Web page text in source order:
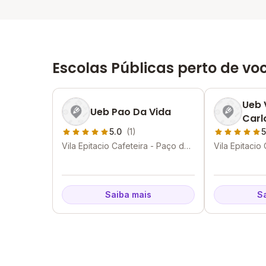
Escolas Públicas perto de
Ueb Pao Da Vida
5.0 (1)
Vila Epitacio Cafeteira - Paço do
Saiba mais
Ueb
Vila Epitacio